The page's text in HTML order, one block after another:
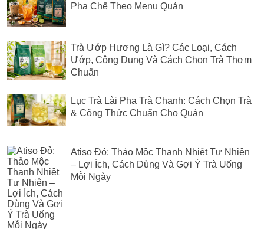
Pha Chế Theo Menu Quán
Trà Ướp Hương Là Gì? Các Loại, Cách
Ướp, Công Dụng Và Cách Chọn Trà Thơm
Chuẩn
Lục Trà Lài Pha Trà Chanh: Cách Chọn Trà
& Công Thức Chuẩn Cho Quán
Atiso Đỏ: Thảo Mộc Thanh Nhiệt Tự Nhiên
– Lợi Ích, Cách Dùng Và Gợi Ý Trà Uống
Mỗi Ngày